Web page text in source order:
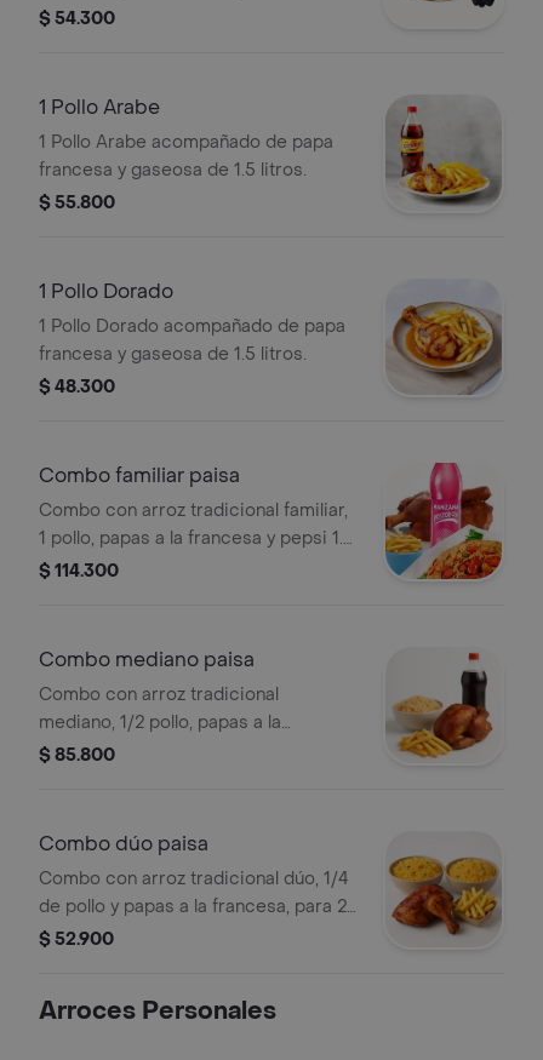
$ 54.300
1 Pollo Arabe
1 Pollo Arabe acompañado de papa
francesa y gaseosa de 1.5 litros.
$ 55.800
1 Pollo Dorado
1 Pollo Dorado acompañado de papa
francesa y gaseosa de 1.5 litros.
$ 48.300
Combo familiar paisa
Combo con arroz tradicional familiar,
1 pollo, papas a la francesa y pepsi 1.5
l, para 6 a 7 personas.
$ 114.300
Combo mediano paisa
Combo con arroz tradicional
mediano, 1/2 pollo, papas a la
francesa y pepsi 1.5 l, para 4 a 5
$ 85.800
Combo dúo paisa
Combo con arroz tradicional dúo, 1/4
de pollo y papas a la francesa, para 2
a 3 personas.
$ 52.900
Arroces Personales